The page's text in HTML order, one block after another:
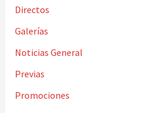
Directos
Galerías
Noticias General
Previas
Promociones